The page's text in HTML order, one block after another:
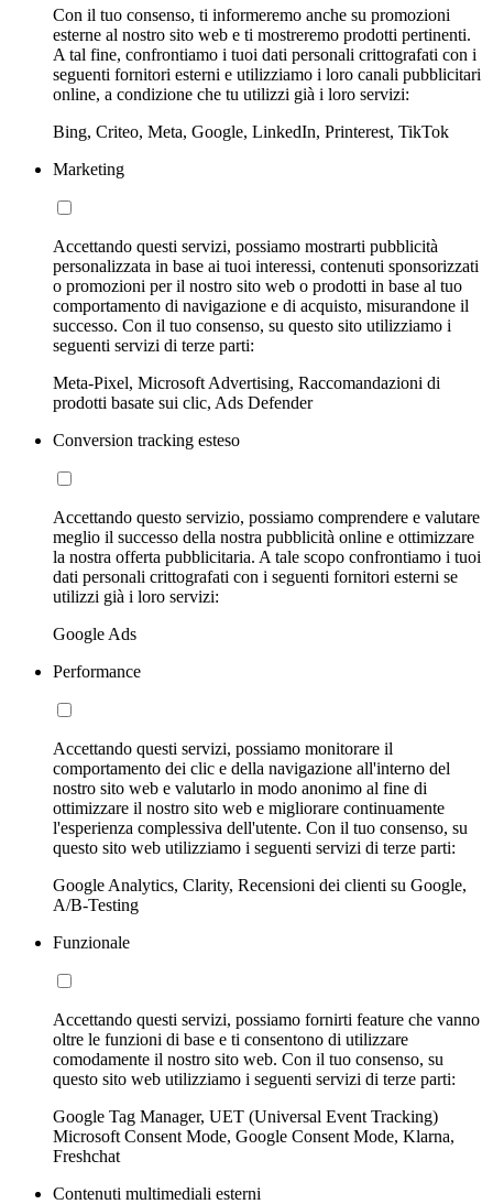
Con il tuo consenso, ti informeremo anche su promozioni
esterne al nostro sito web e ti mostreremo prodotti pertinenti.
A tal fine, confrontiamo i tuoi dati personali crittografati con i
seguenti fornitori esterni e utilizziamo i loro canali pubblicitari
online, a condizione che tu utilizzi già i loro servizi:
Bing, Criteo, Meta, Google, LinkedIn, Printerest, TikTok
Marketing
Accettando questi servizi, possiamo mostrarti pubblicità
personalizzata in base ai tuoi interessi, contenuti sponsorizzati
o promozioni per il nostro sito web o prodotti in base al tuo
comportamento di navigazione e di acquisto, misurandone il
successo. Con il tuo consenso, su questo sito utilizziamo i
seguenti servizi di terze parti:
Meta-Pixel, Microsoft Advertising, Raccomandazioni di
prodotti basate sui clic, Ads Defender
Conversion tracking esteso
Accettando questo servizio, possiamo comprendere e valutare
meglio il successo della nostra pubblicità online e ottimizzare
la nostra offerta pubblicitaria. A tale scopo confrontiamo i tuoi
dati personali crittografati con i seguenti fornitori esterni se
utilizzi già i loro servizi:
Google Ads
Performance
Accettando questi servizi, possiamo monitorare il
comportamento dei clic e della navigazione all'interno del
nostro sito web e valutarlo in modo anonimo al fine di
ottimizzare il nostro sito web e migliorare continuamente
l'esperienza complessiva dell'utente. Con il tuo consenso, su
questo sito web utilizziamo i seguenti servizi di terze parti:
Google Analytics, Clarity, Recensioni dei clienti su Google,
A/B-Testing
Funzionale
Accettando questi servizi, possiamo fornirti feature che vanno
oltre le funzioni di base e ti consentono di utilizzare
comodamente il nostro sito web. Con il tuo consenso, su
questo sito web utilizziamo i seguenti servizi di terze parti:
Google Tag Manager, UET (Universal Event Tracking)
Microsoft Consent Mode, Google Consent Mode, Klarna,
Freshchat
Contenuti multimediali esterni